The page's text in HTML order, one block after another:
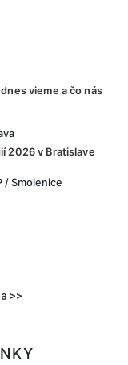
vieme a čo nás
2026 v Bratislave
/ Smolenice
>>